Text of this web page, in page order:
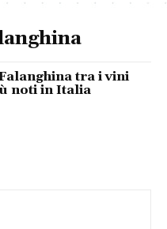
tra i vini
noti in Italia